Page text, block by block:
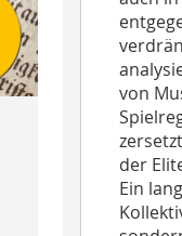
von
der
Ein